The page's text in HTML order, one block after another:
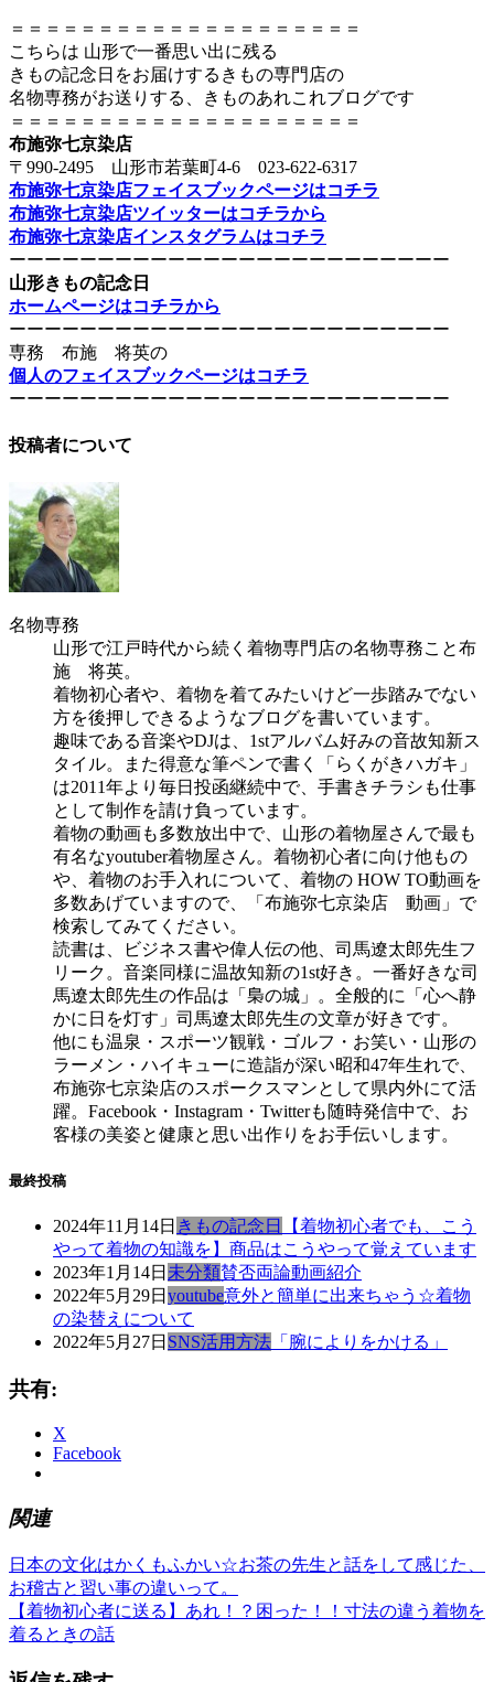
＝＝＝＝＝＝＝＝＝＝＝＝＝＝＝＝＝＝＝＝
こちらは 山形で一番思い出に残る
きもの記念日をお届けするきもの専門店の
名物専務がお送りする、きものあれこれブログです
＝＝＝＝＝＝＝＝＝＝＝＝＝＝＝＝＝＝＝＝
布施弥七京染店
〒990-2495 山形市若葉町4-6 023-622-6317
布施弥七京染店フェイスブックページはコチラ
布施弥七京染店ツイッターはコチラから
布施弥七京染店インスタグラムはコチラ
ーーーーーーーーーーーーーーーーーーーーーーーーー
山形きもの記念日
ホームページはコチラから
ーーーーーーーーーーーーーーーーーーーーーーーーー
専務 布施 将英の
個人のフェイスブックページはコチラ
ーーーーーーーーーーーーーーーーーーーーーーーーー
投稿者について
名物専務
山形で江戸時代から続く着物専門店の名物専務こと布
施 将英。
着物初心者や、着物を着てみたいけど一歩踏みでない
方を後押しできるようなブログを書いています。
趣味である音楽やDJは、1stアルバム好みの音故知新ス
タイル。また得意な筆ペンで書く「らくがきハガキ」
は2011年より毎日投函継続中で、手書きチラシも仕事
として制作を請け負っています。
着物の動画も多数放出中で、山形の着物屋さんで最も
有名なyoutuber着物屋さん。着物初心者に向け他もの
や、着物のお手入れについて、着物の HOW TO動画を
多数あげていますので、「布施弥七京染店 動画」で
検索してみてください。
読書は、ビジネス書や偉人伝の他、司馬遼太郎先生フ
リーク。音楽同様に温故知新の1st好き。一番好きな司
馬遼太郎先生の作品は「梟の城」。全般的に「心へ静
かに日を灯す」司馬遼太郎先生の文章が好きです。
他にも温泉・スポーツ観戦・ゴルフ・お笑い・山形の
ラーメン・ハイキューに造詣が深い昭和47年生れで、
布施弥七京染店のスポークスマンとして県内外にて活
躍。Facebook・Instagram・Twitterも随時発信中で、お
客様の美姿と健康と思い出作りをお手伝いします。
最終投稿
2024年11月14日 きもの記念日
【着物初心者でも、こう
やって着物の知識を】商品はこうやって覚えています
2023年1月14日 未分類賛否両論動画紹介
2022年5月29日 youtube意外と簡単に出来ちゃう☆着物
の染替えについて
2022年5月27日 SNS活用方法 「腕によりをかける」
共有:
X
Facebook
関連
き
も
の
ゆ
投
稿
ナ
前
の
記
事:
日本の文化はかくもふかい☆お茶の先生と話をして感じた、
お稽古と習い事の違いって。
次
の
【着物初心者に送る】あれ！？困った！！寸法の違う着物を
着るときの話